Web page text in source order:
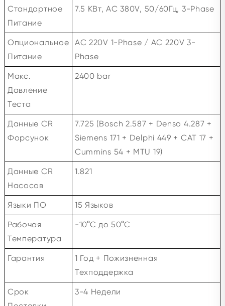
Стандартное
Питание
7.5 КВт, AC 380V, 50/60Гц, 3-Phase
Опциональное
Питание
AC 220V 1-Phase / AC 220V 3-
Phase
Макс.
Давление
Теста
2400 bar
Данные CR
Форсунок
7.725 (Bosch 2.587 + Denso 4.287 +
Siemens 171 + Delphi 449 + CAT 17 +
Cummins 54 + MTU 19)
Данные CR
Насосов
1.821
Языки ПО 15 Языков
Рабочая
Температура
-10°C до 50°C
Гарантия
1 Год + Пожизненная
Техподдержка
Срок
3-4 Недели